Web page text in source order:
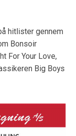
hitlister gennem
Bonsoir
For Your Love,
Big Boys